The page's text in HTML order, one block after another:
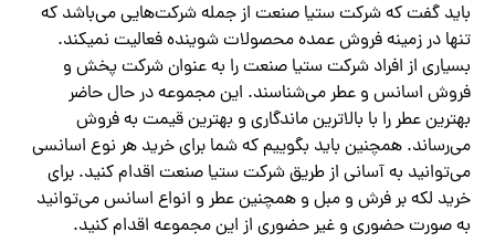
باید گفت که شرکت ستیا صنعت از جمله شرکت‌هایی می‌باشد که
تنها در زمینه فروش عمده محصولات شوینده فعالیت نمیکند‌.
بسیاری از افراد شرکت ستیا صنعت را به عنوان شرکت پخش و
فروش اسانس و عطر می‌شناسند. این مجموعه در حال حاضر
بهترین عطر را با بالاترین ماندگاری و بهترین قیمت به فروش
می‌رساند. همچنین باید بگوییم که شما برای خرید هر نوع اسانسی
می‌توانید به آسانی از طریق شرکت ستیا صنعت اقدام کنید. برای
خرید لکه بر فرش و مبل و همچنین عطر و انواع اسانس می‌توانید
به صورت حضوری و غیر حضوری از این مجموعه اقدام کنید.